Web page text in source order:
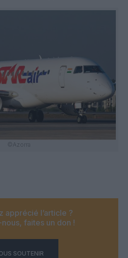
©Azorra
apprécié l’article ?
faites un don !
SOUTENIR